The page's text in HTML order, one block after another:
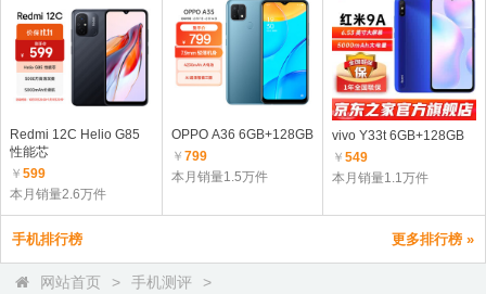
Redmi 12C Helio G85
性能芯
￥ 599
本月销量2.6万件
OPPO A36 6GB+128GB
￥ 799
本月销量1.5万件
vivo Y33t 6GB+128GB
￥549
本月销量1.1万件
手机排行榜 更多排行榜 »
网站首页 > 手机测评 >